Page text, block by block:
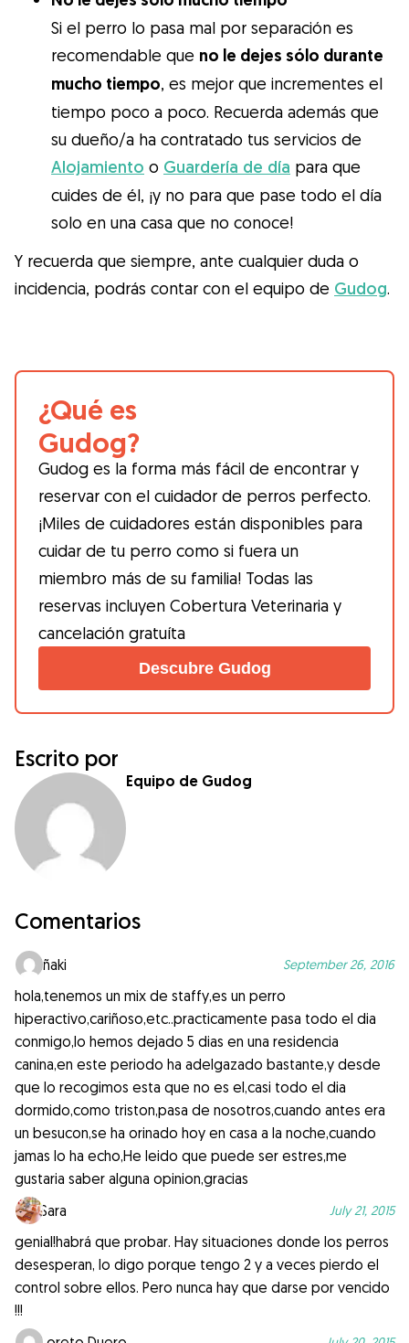
Si el perro lo pasa mal por separación es
recomendable que no le dejes sólo durante
mucho tiempo, es mejor que incrementes el
tiempo poco a poco. Recuerda además que
su dueño/a ha contratado tus servicios de
Alojamiento o Guardería de día para que
cuides de él, ¡y no para que pase todo el día
solo en una casa que no conoce!
Y recuerda que siempre, ante cualquier duda o
incidencia, podrás contar con el equipo de Gudog.
¿Qué es
Gudog?
Gudog es la forma más fácil de encontrar y
reservar con el cuidador de perros perfecto.
¡Miles de cuidadores están disponibles para
cuidar de tu perro como si fuera un
miembro más de su familia! Todas las
reservas incluyen Cobertura Veterinaria y
cancelación gratuíta
Descubre Gudog
Escrito por
Equipo de Gudog
Comentarios
iñaki September 26, 2016
hola,tenemos un mix de staffy,es un perro
hiperactivo,cariñoso,etc..practicamente pasa todo el dia
conmigo,lo hemos dejado 5 dias en una residencia
canina,en este periodo ha adelgazado bastante,y desde
que lo recogimos esta que no es el,casi todo el dia
dormido,como triston,pasa de nosotros,cuando antes era
un besucon,se ha orinado hoy en casa a la noche,cuando
jamas lo ha echo,He leido que puede ser estres,me
gustaria saber alguna opinion,gracias
Sara
July 21, 2015
genial!habrá que probar. Hay situaciones donde los perros
desesperan, lo digo porque tengo 2 y a veces pierdo el
control sobre ellos. Pero nunca hay que darse por vencido
!!!